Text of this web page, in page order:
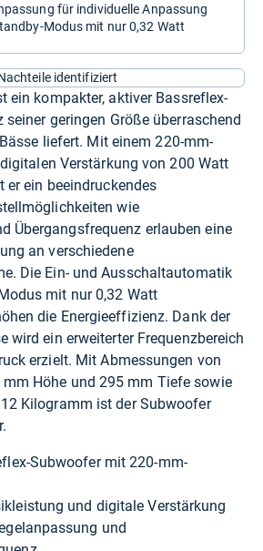
für individuelle Anpassung
Modus mit nur 0,32 Watt
identifiziert
ein kompakter, aktiver Bassreflex-
seiner geringen Größe überraschend
liefert. Mit einem 220-mm-
Verstärkung von 200 Watt
ein beeindruckendes
wie
Übergangsfrequenz erlauben eine
an verschiedene
Die Ein- und Ausschaltautomatik
mit nur 0,32 Watt
die Energieeffizienz. Dank der
wird ein erweiterter Frequenzbereich
erzielt. Mit Abmessungen von
Höhe und 295 mm Tiefe sowie
Kilogramm ist der Subwoofer
Subwoofer mit 220-mm-
und digitale Verstärkung
und